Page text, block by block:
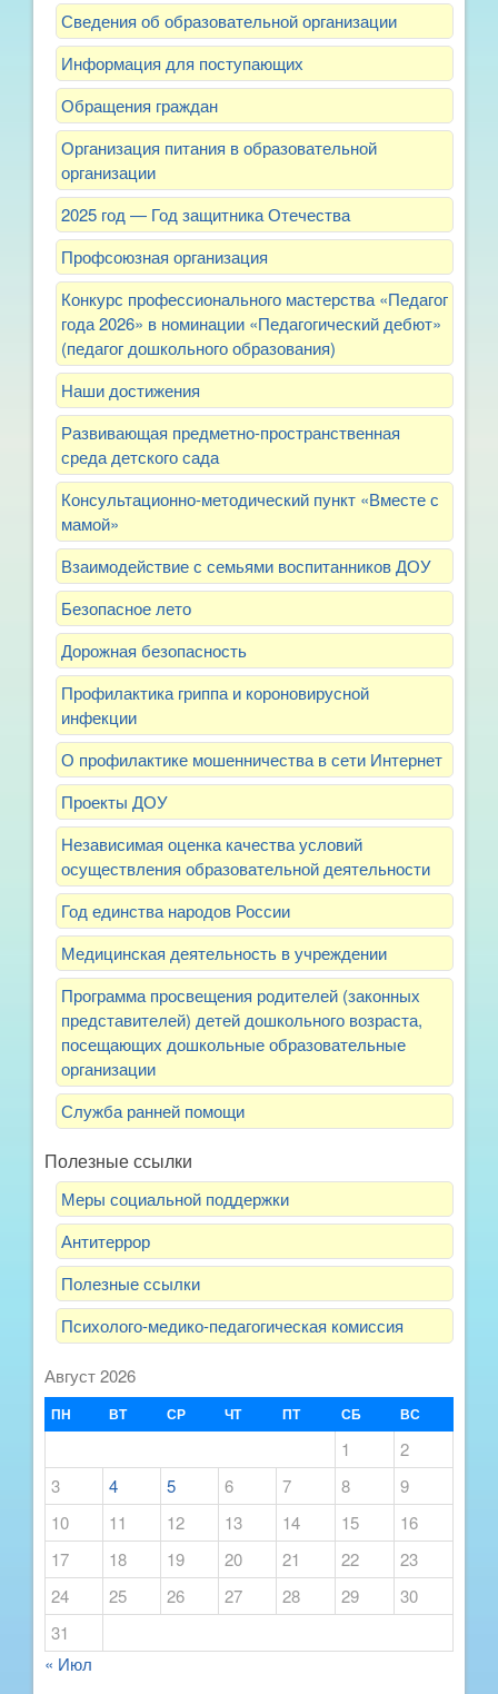
Сведения об образовательной организации
Информация для поступающих
Обращения граждан
Организация питания в образовательной
организации
2025 год — Год защитника Отечества
Профсоюзная организация
Конкурс профессионального мастерства «Педагог
года 2026» в номинации «Педагогический дебют»
(педагог дошкольного образования)
Наши достижения
Развивающая предметно-пространственная
среда детского сада
Консультационно-методический пункт «Вместе с
мамой»
Взаимодействие с семьями воспитанников ДОУ
Безопасное лето
Дорожная безопасность
Профилактика гриппа и короновирусной
инфекции
О профилактике мошенничества в сети Интернет
Проекты ДОУ
Независимая оценка качества условий
осуществления образовательной деятельности
Год единства народов России
Медицинская деятельность в учреждении
Программа просвещения родителей (законных
представителей) детей дошкольного возраста,
посещающих дошкольные образовательные
организации
Служба ранней помощи
Полезные ссылки
Меры социальной поддержки
Антитеррор
Полезные ссылки
Психолого-медико-педагогическая комиссия
Август 2026
ПН ВТ СР ЧТ ПТ СБ ВС
1
2
3
4 5 6 7 8
9
10
11 12 13 14 15
16
17
18 19 20 21 22
23
24
25 26 27 28 29
30
31
« Июл